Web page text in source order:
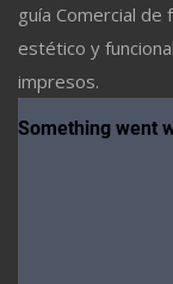
guía Comercial de
estético y
impresos.